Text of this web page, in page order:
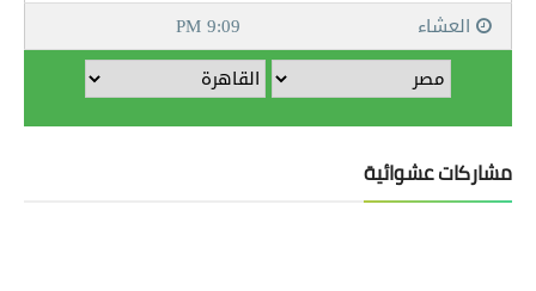
مشاركات عشوائية